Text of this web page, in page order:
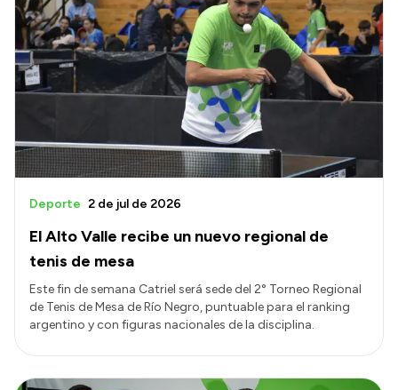
El Alto Valle recibe un nuevo regional de
tenis de mesa
Deporte 2 de jul de 2026
Este fin de semana Catriel será sede del 2° Torneo Regional
de Tenis de Mesa de Río Negro, puntuable para el ranking
argentino y con figuras nacionales de la disciplina.